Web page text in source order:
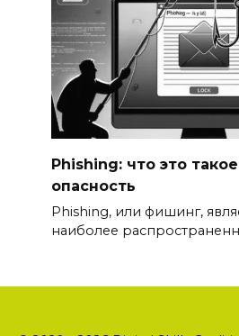
Phishing: что это
опасность
Phishing, или фишинг,
наиболее